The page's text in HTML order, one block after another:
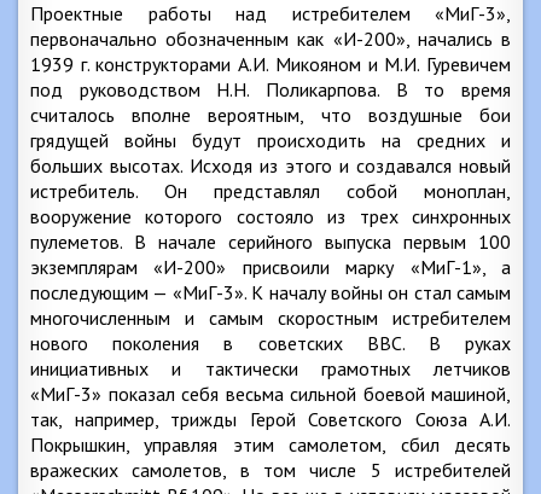
Проектные работы над истребителем «МиГ-3»,
первоначально обозначенным как «И-200», начались в
1939 г. конструкторами А.И. Микояном и М.И. Гуревичем
под руководством Н.Н. Поликарпова. В то время
считалось вполне вероятным, что воздушные бои
грядущей войны будут происходить на средних и
больших высотах. Исходя из этого и создавался новый
истребитель. Он представлял собой моноплан,
вооружение которого состояло из трех синхронных
пулеметов. В начале серийного выпуска первым 100
экземплярам «И-200» присвоили марку «МиГ-1», а
последующим — «МиГ-3». К началу войны он стал самым
многочисленным и самым скоростным истребителем
нового поколения в советских ВВС. В руках
инициативных и тактически грамотных летчиков
«МиГ-3» показал себя весьма сильной боевой машиной,
так, например, трижды Герой Советского Союза А.И.
Покрышкин, управляя этим самолетом, сбил десять
вражеских самолетов, в том числе 5 истребителей